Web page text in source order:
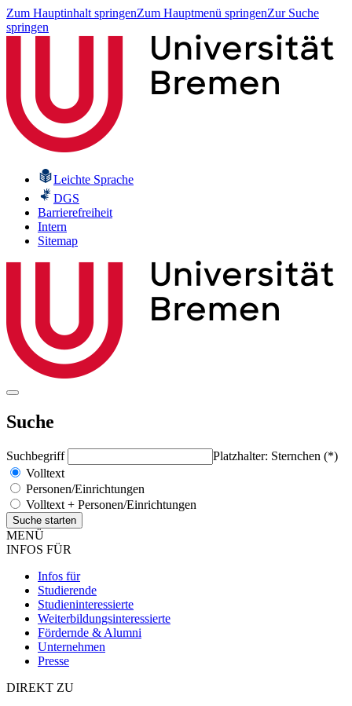
Zum Hauptinhalt springenZum Hauptmenü springenZur Suche
springen
Leichte Sprache
DGS
Barrierefreiheit
Intern
Sitemap
Suche
Suchbegriff
Platzhalter: Sternchen (*)
Volltext
Personen/Einrichtungen
Volltext + Personen/Einrichtungen
MENÜ
INFOS FÜR
Infos für
Studierende
Studieninteressierte
Weiterbildungsinteressierte
Fördernde & Alumni
Unternehmen
Presse
DIREKT ZU